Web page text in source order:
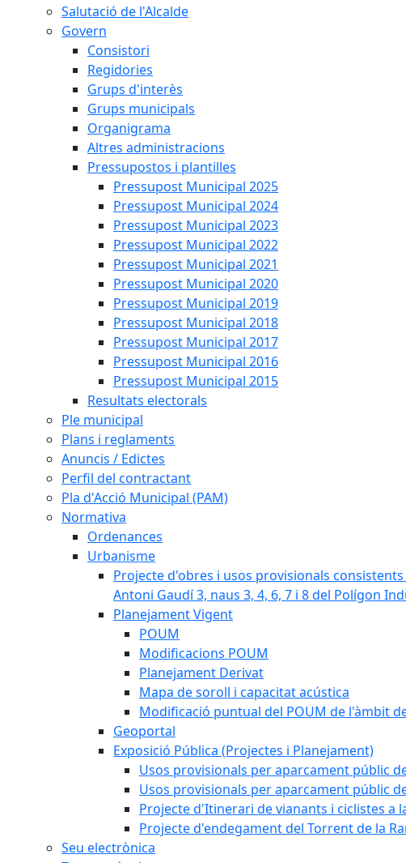
Salutació de l'Alcalde
Govern
Consistori
Regidories
Grups d'interès
Grups municipals
Organigrama
Altres administracions
Pressupostos i plantilles
Pressupost Municipal 2025
Pressupost Municipal 2024
Pressupost Municipal 2023
Pressupost Municipal 2022
Pressupost Municipal 2021
Pressupost Municipal 2020
Pressupost Municipal 2019
Pressupost Municipal 2018
Pressupost Municipal 2017
Pressupost Municipal 2016
Pressupost Municipal 2015
Resultats electorals
Ple municipal
Plans i reglaments
Anuncis / Edictes
Perfil del contractant
Pla d'Acció Municipal (PAM)
Normativa
Ordenances
Urbanisme
Projecte d'obres i usos provisionals
Antoni Gaudí 3, naus 3, 4, 6, 7 i 8 del Polígon
Planejament Vigent
POUM
Modificacions POUM
Planejament Derivat
Mapa de soroll i capacitat acústica
Modificació puntual del POUM de l'àmbit
Geoportal
Exposició Pública (Projectes i Planejament)
Usos provisionals per aparcament públic
Usos provisionals per aparcament públic
Projecte d'Itinerari de vianants i ciclistes a
Projecte d'endegament del Torrent de la
Seu electrònica